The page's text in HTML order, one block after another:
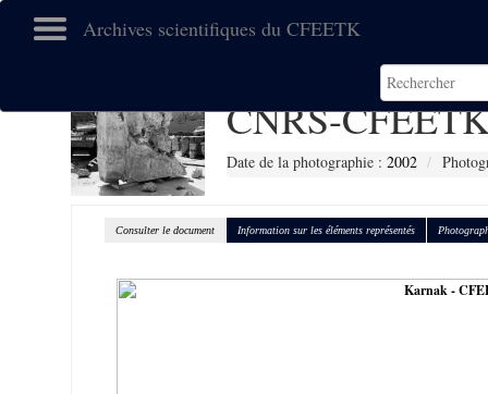
Archives scientifiques du CFEETK
CNRS-
Date de la photographie : 2002
Consulter le document Information sur les éléments représentés